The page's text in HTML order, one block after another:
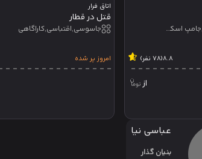
ترسناک,هیجانی، اسلشری,جامپ اسکیر
8.8(78 نفر)
از
اتاق فرار
قتل در قطار
جاسوسی,اقتباسی,کاراگاهی
امروز پر شده
عباسی نیا
بنیان گذار